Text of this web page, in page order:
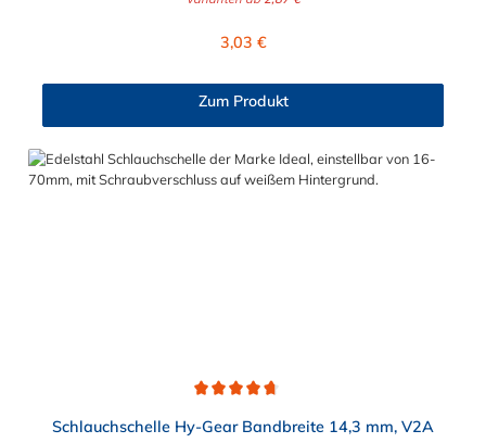
Wiederverwendbarkeit und der einfachen Montage, selbst
Schlauchschelle findet ihre Verwendung vor allem im Fahrzeug-,
Spannbereich der Schlauchschelle ist von 11 mm bis maximal
406 mm in verschiedenen Spannbereichen wählbar.
Die Schlauchschelle HY-GEAR hat die Schlüsselweite SW 8.
Bitte beachten Sie dies bei der Auswahl, des
Montagewerkzeuges.
Regulärer Preis:
3,03 €
Zum Produkt
Schlauchschelle Hy-Gear Bandbreite 14,3 mm, V2A